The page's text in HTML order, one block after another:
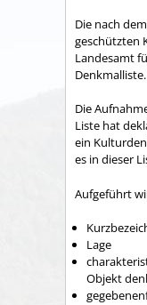
Die nach
geschützten
Landesamt
Denkmalliste.
Die
Liste hat
ein
es in dieser
Aufgeführt
Lage
Objekt